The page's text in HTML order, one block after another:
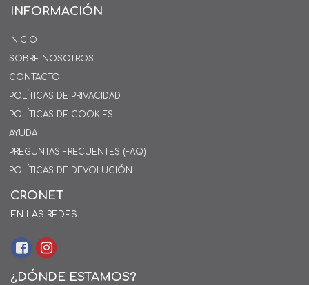
INFORMACIÓN
INICIO
SOBRE NOSOTROS
CONTACTO
POLÍTICAS DE PRIVACIDAD
POLÍTICAS DE COOKIES
AYUDA
PREGUNTAS FRECUENTES (FAQ)
POLÍTICAS DE DEVOLUCIÓN
CRONET
EN LAS REDES
¿DÓNDE ESTAMOS?